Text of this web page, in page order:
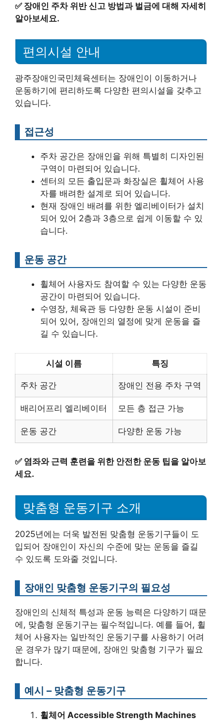
✅ 장애인 주차 위반 신고 방법과 벌금에 대해 자세히
알아보세요.
편의시설 안내
광주장애인국민체육센터는 장애인이 이동하거나
운동하기에 편리하도록 다양한 편의시설을 갖추고
있습니다.
접근성
주차 공간은 장애인을 위해 특별히 디자인된
구역이 마련되어 있습니다.
센터의 모든 출입문과 화장실은 휠체어 사용
자를 배려한 설계로 되어 있습니다.
현재 장애인 배려를 위한 엘리베이터가 설치
되어 있어 2층과 3층으로 쉽게 이동할 수 있
습니다.
운동 공간
휠체어 사용자도 참여할 수 있는 다양한 운동
공간이 마련되어 있습니다.
수영장, 체육관 등 다양한 운동 시설이 준비
되어 있어, 장애인의 열정에 맞게 운동을 즐
길 수 있습니다.
시설 이름 특징
주차 공간 장애인 전용 주차 구역
배리어프리 엘리베이터 모든 층 접근 가능
운동 공간 다양한 운동 가능
✅ 염좌와 근력 훈련을 위한 안전한 운동 팁을 알아보
세요.
맞춤형 운동기구 소개
2025년에는 더욱 발전된 맞춤형 운동기구들이 도
입되어 장애인이 자신의 수준에 맞는 운동을 즐길
수 있도록 도와줄 것입니다.
장애인 맞춤형 운동기구의 필요성
장애인의 신체적 특성과 운동 능력은 다양하기 때문
에, 맞춤형 운동기구는 필수적입니다. 예를 들어, 휠
체어 사용자는 일반적인 운동기구를 사용하기 어려
운 경우가 많기 때문에, 장애인 맞춤형 기구가 필요
합니다.
예시 – 맞춤형 운동기구
휠체어 Accessible Strength Machines